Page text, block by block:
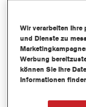
Wir verarbeiten Ihre
und Dienste zu
Werbung
können Sie Ihre
Informationen